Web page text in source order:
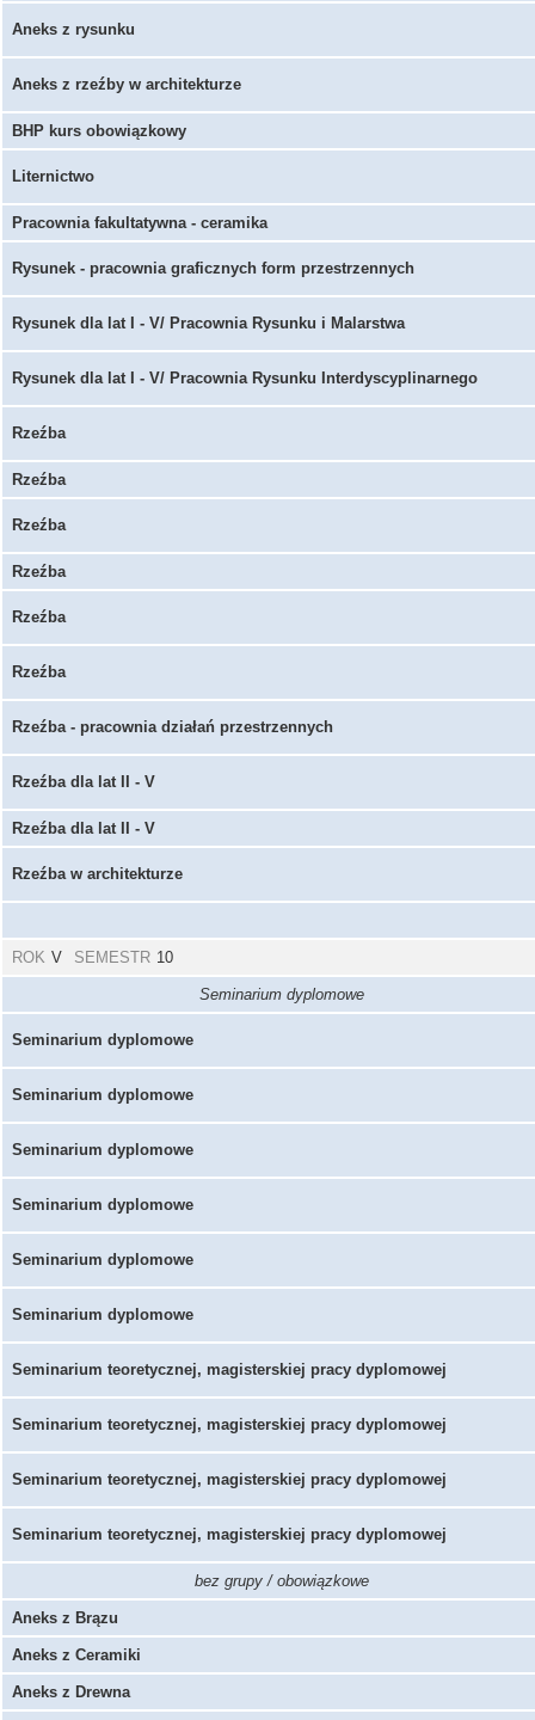
Aneks z rysunku
Aneks z rzeźby w architekturze
BHP kurs obowiązkowy
Liternictwo
Pracownia fakultatywna - ceramika
Rysunek - pracownia graficznych form przestrzennych
Rysunek dla lat I - V/ Pracownia Rysunku i Malarstwa
Rysunek dla lat I - V/ Pracownia Rysunku Interdyscyplinarnego
Rzeźba
Rzeźba
Rzeźba
Rzeźba
Rzeźba
Rzeźba
Rzeźba - pracownia działań przestrzennych
Rzeźba dla lat II - V
Rzeźba dla lat II - V
Rzeźba w architekturze
ROK V SEMESTR 10
Seminarium dyplomowe
Seminarium dyplomowe
Seminarium dyplomowe
Seminarium dyplomowe
Seminarium dyplomowe
Seminarium dyplomowe
Seminarium dyplomowe
Seminarium teoretycznej, magisterskiej pracy dyplomowej
Seminarium teoretycznej, magisterskiej pracy dyplomowej
Seminarium teoretycznej, magisterskiej pracy dyplomowej
Seminarium teoretycznej, magisterskiej pracy dyplomowej
bez grupy / obowiązkowe
Aneks z Brązu
Aneks z Ceramiki
Aneks z Drewna